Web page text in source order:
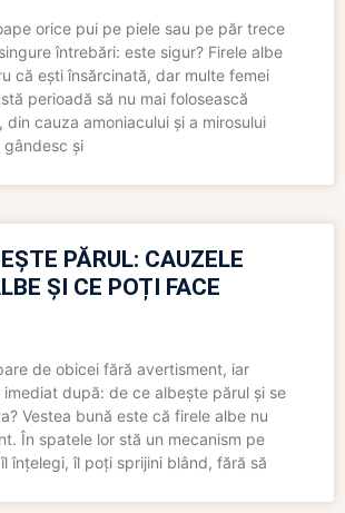
orice pui pe piele sau pe păr trece
întrebări: este sigur? Firele albe
că ești însărcinată, dar multe femei
perioadă să nu mai folosească
din cauza amoniacului și a mirosului
gândesc și
PĂRUL: CAUZELE
ȘI CE POȚI FACE
de obicei fără avertisment, iar
după: de ce albește părul și se
Vestea bună este că firele albe nu
În spatele lor stă un mecanism pe
înțelegi, îl poți sprijini blând, fără să